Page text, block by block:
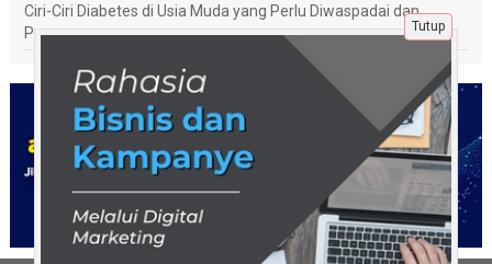
Ciri-Ciri Diabetes di Usia Muda yang Perlu Diwaspadai dan
Penanganannya
Tutup